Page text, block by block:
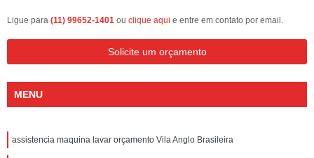
Ligue para (11) 99652-1401 ou clique aqui e entre em contato por email.
Solicite um orçamento
MENU
assistencia maquina lavar orçamento Vila Anglo Brasileira